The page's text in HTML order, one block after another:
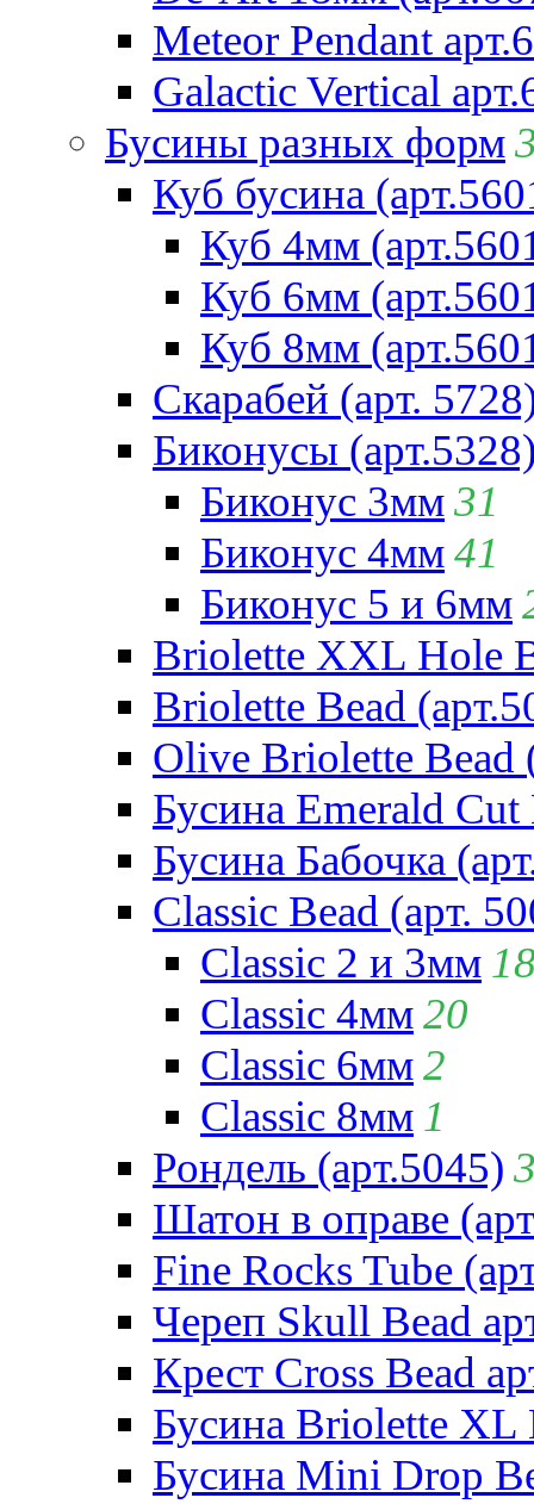
Meteor Pendant
Galactic Vertical
Бусины разных форм
Куб бусина
Куб 4мм
Куб 6мм
Куб 8мм
Скарабей (арт.
Биконусы
Биконус 3мм31
Биконус 4мм41
Биконус 5 и 6мм
Briolette XXL Hole
Briolette Bead
Olive Briolette Bead
Бусина Emerald Cut
Бусина Бабочка
Classic Bead (арт.
Classic 2 и 3мм
Classic 4мм20
Classic 6мм2
Classic 8мм 1
Рондель (арт.5045)
Шатон в оправе
Fine Rocks Tube
Череп Skull Bead
Крест Cross Bead
Бусина Briolette XL
Бусина Mini Drop